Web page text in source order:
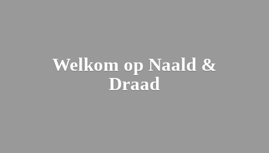
Welkom op Naald &
Draad